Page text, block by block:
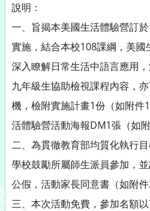
說明：
一、旨揭本美國生活體驗營訂
實施，結合本校108課綱，美
深入瞭解日常生活中語言應用
九年級生協助檢視課程內容，
機，檢附實施計畫1份（如附件
活體驗營活動海報DM1張（如附
二、為貫徹教育部均質化執行
學校鼓勵所屬師生派員參加，
公假，活動家長同意書（如附件
三、本次活動免費，參加名額